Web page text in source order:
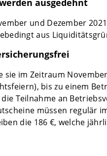
ausgedehnt
und Dezember
aus
im Zeitraum
bis zu einem
Teilnahme an
müssen regulär
die 186 €, welche